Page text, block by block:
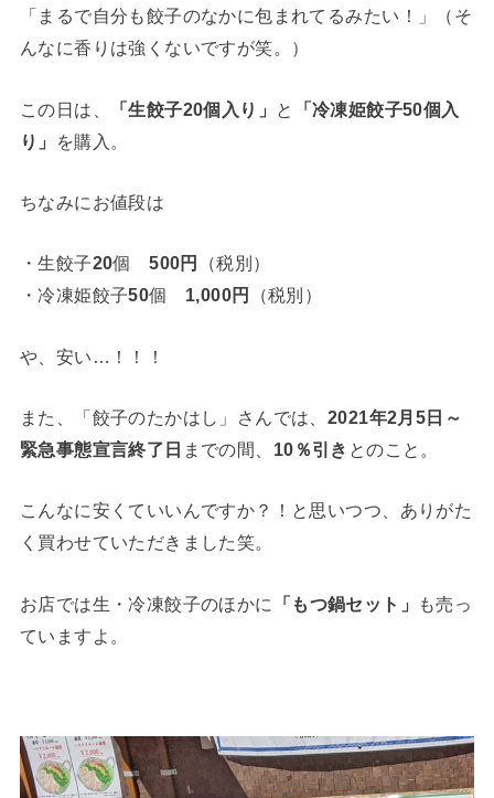
「まるで自分も餃子のなかに包まれてるみたい！」（そ
んなに香りは強くないですが笑。）
この日は、 「生餃子20個入り」 と
「冷凍姫餃子50個入
り」
を購入。
ちなみにお値段は
・生餃子20個500円
（税別）
・冷凍姫餃子50個 1,000円 （税別）
や、安い…！！！
また、「餃子のたかはし」さんでは、 2021年2月5日～
緊急事態宣言終了日 までの間、 10％引き とのこと。
こんなに安くていいんですか？！と思いつつ、ありがた
く買わせていただきました笑。
お店では生・冷凍餃子のほかに 「もつ鍋セット」
も売っ
ていますよ。